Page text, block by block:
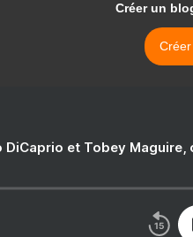
Créer un
DiCaprio et Tobey